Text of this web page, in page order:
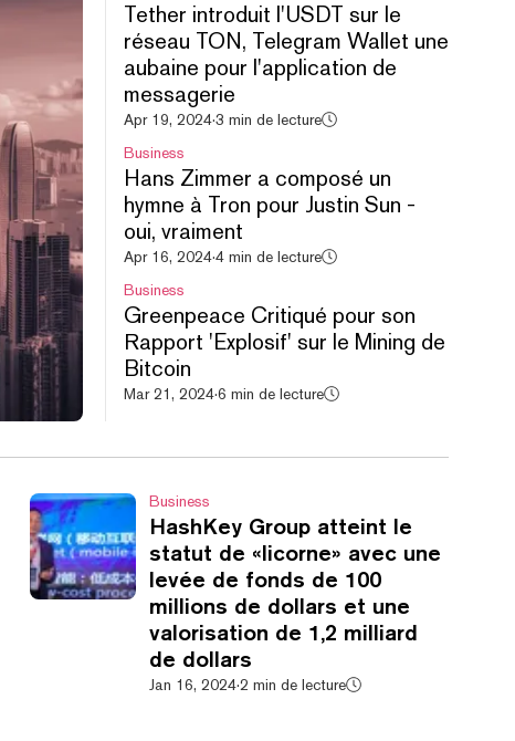
Tether introduit l'USDT sur le
réseau TON, Telegram Wallet une
aubaine pour l'application de
messagerie
Apr 19, 2024·3 min de lecture
Business
Hans Zimmer a composé un
hymne à Tron pour Justin Sun -
oui, vraiment
Apr 16, 2024·4 min de lecture
Business
Greenpeace Critiqué pour son
Rapport 'Explosif' sur le Mining de
Bitcoin
Mar 21, 2024·6 min de lecture
Business
HashKey Group atteint le
statut de «licorne» avec une
levée de fonds de 100
millions de dollars et une
valorisation de 1,2 milliard
de dollars
Jan 16, 2024·2 min de lecture